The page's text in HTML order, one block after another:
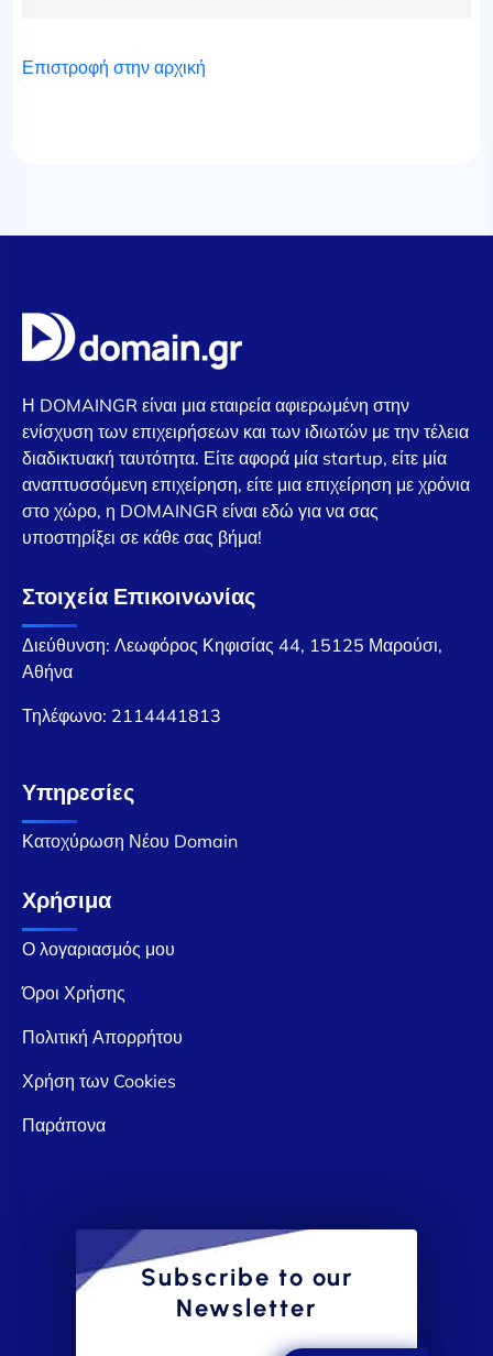
Επιστροφή στην αρχική
Η DOMAINGR είναι μια εταιρεία αφιερωμένη στην
ενίσχυση των επιχειρήσεων και των ιδιωτών με την τέλεια
διαδικτυακή ταυτότητα. Είτε αφορά μία startup, είτε μία
αναπτυσσόμενη επιχείρηση, είτε μια επιχείρηση με χρόνια
στο χώρο, η DOMAINGR είναι εδώ για να σας
υποστηρίξει σε κάθε σας βήμα!
Στοιχεία Επικοινωνίας
Διεύθυνση: Λεωφόρος Κηφισίας 44, 15125 Μαρούσι,
Αθήνα
Τηλέφωνο: 2114441813
Υπηρεσίες
Κατοχύρωση Νέου Domain
Χρήσιμα
Ο λογαριασμός μου
Όροι Χρήσης
Πολιτική Απορρήτου
Χρήση των Cookies
Παράπονα
Subscribe to our
Newsletter